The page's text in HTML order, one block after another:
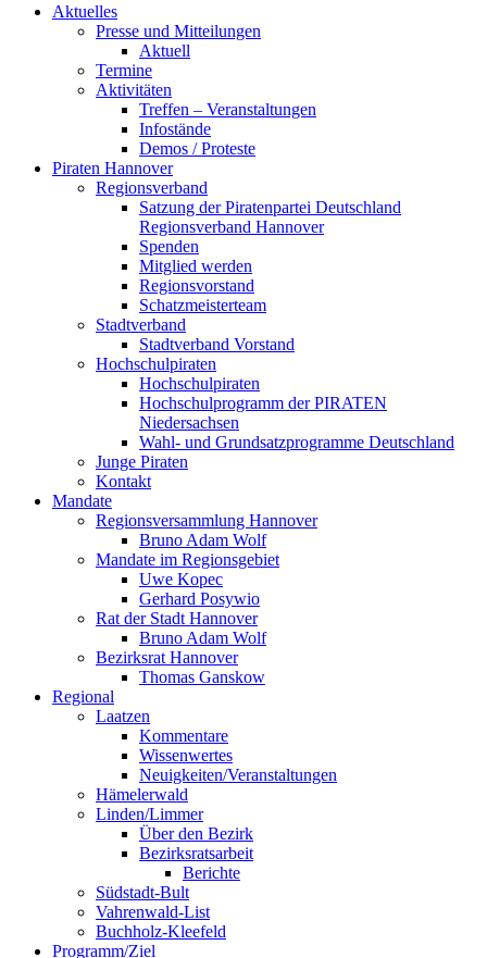
Aktuelles
Presse und Mitteilungen
Aktuell
Termine
Aktivitäten
Treffen – Veranstaltungen
Infostände
Demos / Proteste
Piraten Hannover
Regionsverband
Satzung der Piratenpartei Deutschland
Regionsverband Hannover
Spenden
Mitglied werden
Regionsvorstand
Schatzmeisterteam
Stadtverband
Stadtverband Vorstand
Hochschulpiraten
Hochschulpiraten
Hochschulprogramm der PIRATEN
Niedersachsen
Wahl- und Grundsatzprogramme Deutschland
Junge Piraten
Kontakt
Mandate
Regionsversammlung Hannover
Bruno Adam Wolf
Mandate im Regionsgebiet
Uwe Kopec
Gerhard Posywio
Rat der Stadt Hannover
Bruno Adam Wolf
Bezirksrat Hannover
Thomas Ganskow
Regional
Laatzen
Kommentare
Wissenwertes
Neuigkeiten/Veranstaltungen
Hämelerwald
Linden/Limmer
Über den Bezirk
Bezirksratsarbeit
Berichte
Südstadt-Bult
Vahrenwald-List
Buchholz-Kleefeld
Programm/Ziel